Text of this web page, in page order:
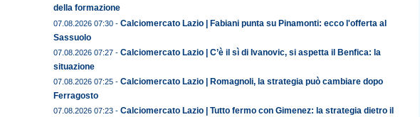
della formazione
07.08.2026 07:30 - Calciomercato Lazio | Fabiani punta su Pinamonti: ecco l'offerta al
Sassuolo
07.08.2026 07:27 - Calciomercato Lazio | C’è il sì di Ivanovic, si aspetta il Benfica: la
situazione
07.08.2026 07:25 - Calciomercato Lazio | Romagnoli, la strategia può cambiare dopo
Ferragosto
07.08.2026 07:23 - Calciomercato Lazio | Tutto fermo con Gimenez: la strategia dietro il